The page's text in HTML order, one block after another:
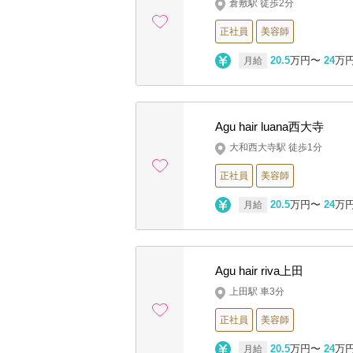
倉敷駅 徒歩2分
正社員 美容師
月給 20.5万円〜 24万
Agu hair luana西大寺
大和西大寺駅 徒歩1分
正社員 美容師
月給 20.5万円〜 24万
Agu hair riva上田
上田駅 車3分
正社員 美容師
月給 20.5万円〜 24万